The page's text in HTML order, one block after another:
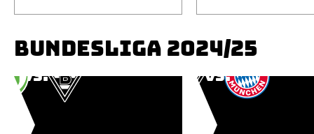
BUNDESLIGA 2024/25